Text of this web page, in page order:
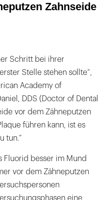
Zahnseide
Schritt bei ihrer
Stelle stehen sollte“,
Academy of
DDS (Doctor of Dental
vor dem Zähneputzen
führen kann, ist es
tun.“
Fluorid besser im Mund
vor dem Zähneputzen
eine